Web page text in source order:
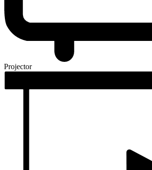
Projector